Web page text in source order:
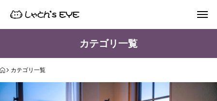
カテゴリ一覧
カテゴリ一覧